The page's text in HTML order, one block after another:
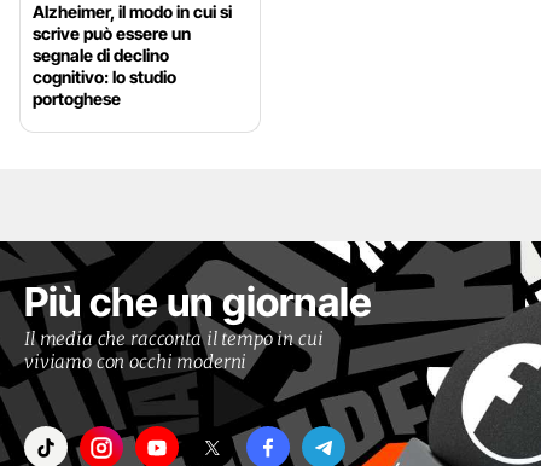
Alzheimer, il modo in cui si
scrive può essere un
segnale di declino
cognitivo: lo studio
portoghese
Più che un giornale
Il media che racconta il tempo in cui
viviamo con occhi moderni